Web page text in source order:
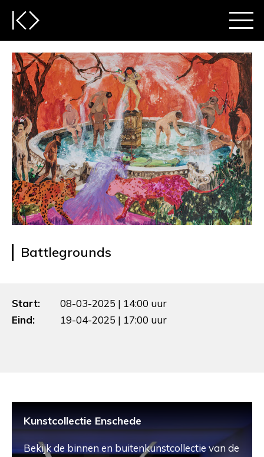
Battlegrounds
Start:
08-03-2025 | 14:00 uur
Eind:
19-04-2025 | 17:00 uur
Kunstcollectie Enschede
Bekijk de binnen en buitenkunstcollectie van de